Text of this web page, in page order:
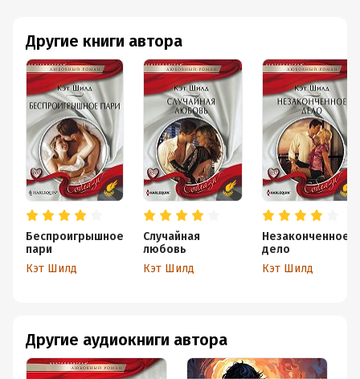
Другие книги автора
Беспроигрышное
пари
Кэт Шилд
Случайная
любовь
Кэт Шилд
Незаконченное
дело
Кэт Шилд
Другие аудиокниги автора